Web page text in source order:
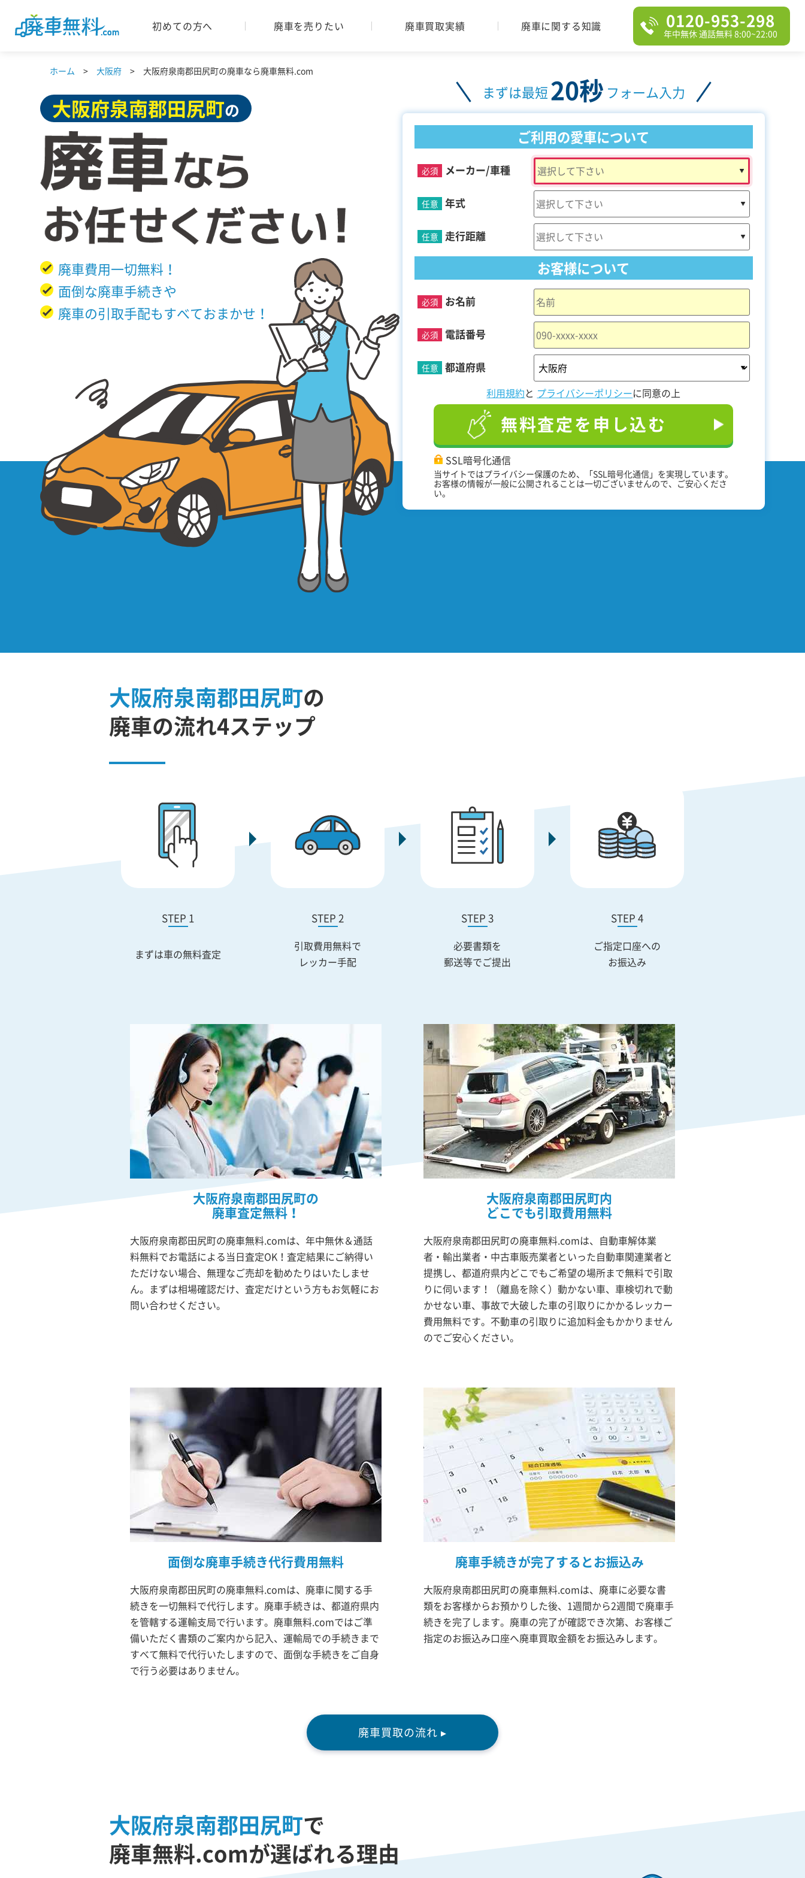
初めての方へ 廃車を売りたい 廃車買取実績 廃車に関する知識 0120-953-298
年中無休 通話無料 8:00~22:00
ホーム 大阪府 大阪府泉南郡田尻町の廃車なら廃車無料.com
大阪府泉南郡田尻町の
廃車費用一切無料！
面倒な廃車手続きや
廃車の引取手配もすべておまかせ！
まずは最短20秒 フォーム入力
ご利用の愛車について
メーカー/車種
必須
年式
任意
走行距離
任意
お客様について
お名前
必須
電話番号
必須
都道府県
任意
利用規約と プライバシーポリシーに同意の上
無料査定を申し込む
SSL暗号化通信
当サイトではプライバシー保護のため、「SSL暗号化通信」を実現しています。
お客様の情報が一般に公開されることは一切ございませんので、ご安心くださ
い。
大阪府泉南郡田尻町の
廃車の流れ4ステップ
STEP 1
まずは車の無料査定
STEP 2
引取費用無料で
レッカー手配
STEP 3
必要書類を
郵送等でご提出
STEP 4
ご指定口座への
お振込み
大阪府泉南郡田尻町の
廃車査定無料！
大阪府泉南郡田尻町の廃車無料.comは、年中無休＆通話
料無料でお電話による当日査定OK！査定結果にご納得い
ただけない場合、無理なご売却を勧めたりはいたしませ
ん。まずは相場確認だけ、査定だけという方もお気軽にお
問い合わせください。
大阪府泉南郡田尻町内
どこでも引取費用無料
大阪府泉南郡田尻町の廃車無料.comは、自動車解体業
者・輸出業者・中古車販売業者といった自動車関連業者と
提携し、都道府県内どこでもご希望の場所まで無料で引取
りに伺います！（離島を除く）動かない車、車検切れで動
かせない車、事故で大破した車の引取りにかかるレッカー
費用無料です。不動車の引取りに追加料金もかかりません
のでご安心ください。
面倒な廃車手続き代行費用無料
大阪府泉南郡田尻町の廃車無料.comは、廃車に関する手
続きを一切無料で代行します。廃車手続きは、都道府県内
を管轄する運輸支局で行います。廃車無料.comではご準
備いただく書類のご案内から記入、運輸局での手続きまで
すべて無料で代行いたしますので、面倒な手続きをご自身
で行う必要はありません。
廃車手続きが完了するとお振込み
大阪府泉南郡田尻町の廃車無料.comは、廃車に必要な書
類をお客様からお預かりした後、1週間から2週間で廃車手
続きを完了します。廃車の完了が確認でき次第、お客様ご
指定のお振込み口座へ廃車買取金額をお振込みします。
廃車買取の流れ ▸
大阪府泉南郡田尻町で
廃車無料.comが選ばれる理由